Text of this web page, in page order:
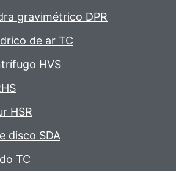
gravimétrico DPR
de ar TC
HVS
HSR
disco SDA
TC